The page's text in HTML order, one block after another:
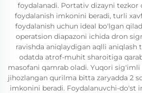
foydalanadi. Portativ dizayni tezkor
foydalanish imkonini beradi, turli
foydalanish uchun ideal bo'lgan
operatsion diapazoni ichida dron
ravishda aniqlaydigan aqlli aniqlash
odatda atrof-muhit sharoitiga
masofani qamrab oladi. Yuqori
jihozlangan qurilma bitta zaryadda 2
imkonini beradi. Foydalanuvchi-do'st